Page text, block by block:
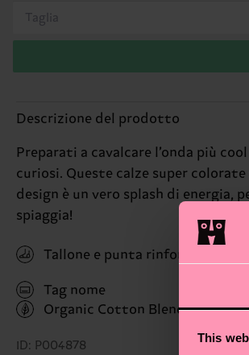
This
Taglia
Descrizione del prodotto
Preparati a cavalcare l’onda più
curiosi. Queste calze super
design è un vero splash di
spiaggia!
Tallone e punta rinforzati
Tag nome
Organic Cotton Blend(Read
ID: P004878